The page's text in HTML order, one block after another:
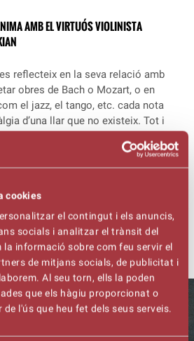
cookies
el contingut i els anuncis,
socials i analitzar el trànsit del
la informació sobre com feu servir el
de mitjans socials, de publicitat i
Al seu torn, ells la poden
que els hàgiu proporcionat o
l'ús que heu fet dels seus serveis.
AMB EL VIRTUÓS VIOLINISTA
reflecteix en la seva relació amb
obres de Bach o Mozart, o en
el jazz, el tango, etc. cada nota
d’una llar que no existeix. Tot i
i cultures fascinants, i descobrir que
i ànima; on la identitat es
Malikiantorna al Kursaal amb dos
a Manresa!